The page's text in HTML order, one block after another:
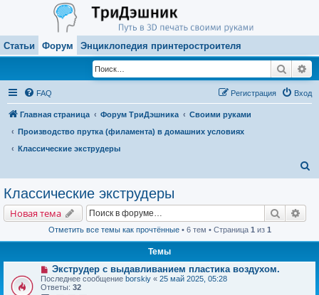
Статьи Форум Энциклопедия принтеростроителя
Поиск
FAQ Вход
Регистрация
Главная страница Форум ТриДэшника
Своими руками
Производство прутка (филамента) в домашних условиях
Классические экструдеры
Классические экструдеры
Новая тема Поиск
Отметить все темы как прочтённые• 6 тем • Страница 1 из 1
Темы
Экструдер с выдавливанием пластика воздухом.
Последнее сообщение borskiy « 25 май 2025, 05:28
Ответы: 32